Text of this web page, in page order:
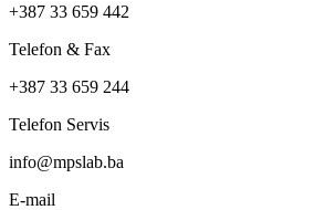
+387 33 659 442
Telefon & Fax
+387 33 659 244
Telefon Servis
info@mpslab.ba
E-mail